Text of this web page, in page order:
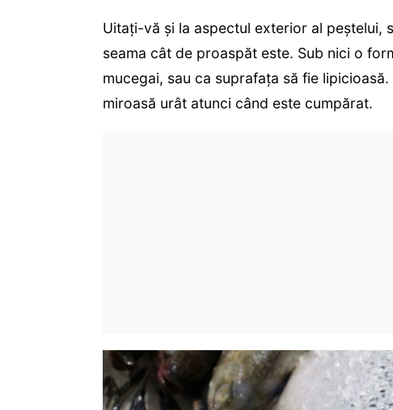
Uitați-vă și la aspectul exterior al peștelui,
seama cât de proaspăt este. Sub nici o
mucegai, sau ca suprafața să fie
miroasă urât atunci când este cumpărat.